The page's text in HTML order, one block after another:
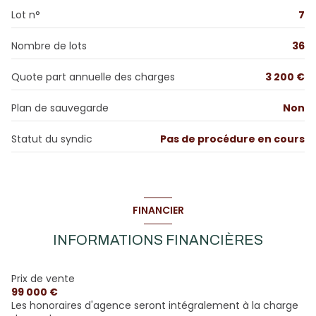
interphone
salon/sejour
18.96 m²
bureau
12.2 m²
Lot n° 7
Nombre de lots 36
Quote part annuelle des charges 3 200 €
Plan de sauvegarde Non
Statut du syndic Pas de procédure en cours
FINANCIER
INFORMATIONS FINANCIÈRES
Prix de vente
99 000 €
Les honoraires d'agence seront intégralement à la charge